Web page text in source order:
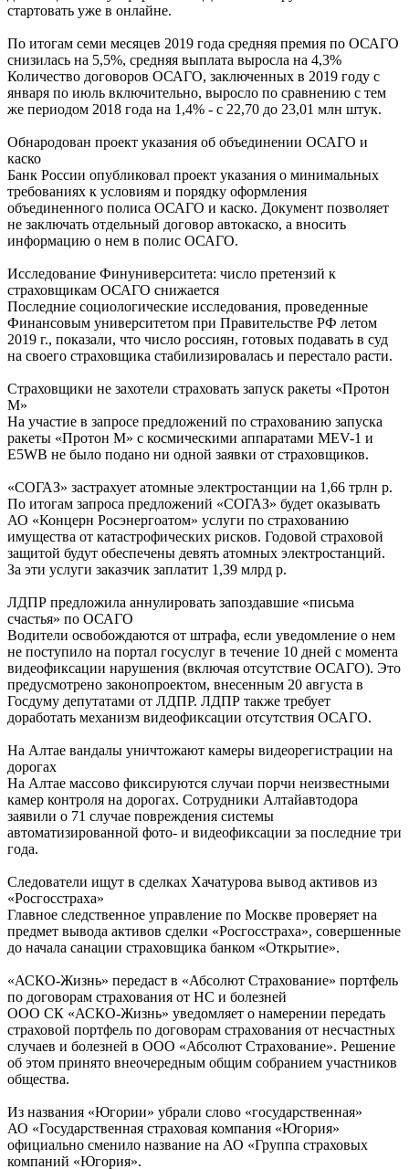
стартовать уже в онлайне.
По итогам семи месяцев 2019 года средняя премия по ОСАГО
снизилась на 5,5%, средняя выплата выросла на 4,3%
Количество договоров ОСАГО, заключенных в 2019 году с
января по июль включительно, выросло по сравнению с тем
же периодом 2018 года на 1,4% - с 22,70 до 23,01 млн штук.
Обнародован проект указания об объединении ОСАГО и
каско
Банк России опубликовал проект указания о минимальных
требованиях к условиям и порядку оформления
объединенного полиса ОСАГО и каско. Документ позволяет
не заключать отдельный договор автокаско, а вносить
информацию о нем в полис ОСАГО.
Исследование Финуниверситета: число претензий к
страховщикам ОСАГО снижается
Последние социологические исследования, проведенные
Финансовым университетом при Правительстве РФ летом
2019 г., показали, что число россиян, готовых подавать в суд
на своего страховщика стабилизировалась и перестало расти.
Страховщики не захотели страховать запуск ракеты «Протон
М»
На участие в запросе предложений по страхованию запуска
ракеты «Протон М» с космическими аппаратами MEV-1 и
E5WB не было подано ни одной заявки от страховщиков.
«СОГАЗ» застрахует атомные электростанции на 1,66 трлн р.
По итогам запроса предложений «СОГАЗ» будет оказывать
АО «Концерн Росэнергоатом» услуги по страхованию
имущества от катастрофических рисков. Годовой страховой
защитой будут обеспечены девять атомных электростанций.
За эти услуги заказчик заплатит 1,39 млрд р.
ЛДПР предложила аннулировать запоздавшие «письма
счастья» по ОСАГО
Водители освобождаются от штрафа, если уведомление о нем
не поступило на портал госуслуг в течение 10 дней с момента
видеофиксации нарушения (включая отсутствие ОСАГО). Это
предусмотрено законопроектом, внесенным 20 августа в
Госдуму депутатами от ЛДПР. ЛДПР также требует
доработать механизм видеофиксации отсутствия ОСАГО.
На Алтае вандалы уничтожают камеры видеорегистрации на
дорогах
На Алтае массово фиксируются случаи порчи неизвестными
камер контроля на дорогах. Сотрудники Алтайавтодора
заявили о 71 случае повреждения системы
автоматизированной фото- и видеофиксации за последние три
года.
Следователи ищут в сделках Хачатурова вывод активов из
«Росгосстраха»
Главное следственное управление по Москве проверяет на
предмет вывода активов сделки «Росгосстраха», совершенные
до начала санации страховщика банком «Открытие».
«АСКО-Жизнь» передаст в «Абсолют Страхование» портфель
по договорам страхования от НС и болезней
ООО СК «АСКО-Жизнь» уведомляет о намерении передать
страховой портфель по договорам страхования от несчастных
случаев и болезней в ООО «Абсолют Страхование». Решение
об этом принято внеочередным общим собранием участников
общества.
Из названия «Югории» убрали слово «государственная»
АО «Государственная страховая компания «Югория»
официально сменило название на АО «Группа страховых
компаний «Югория».